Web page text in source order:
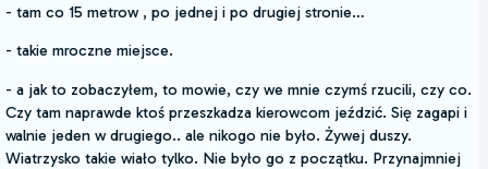
- tam co 15 metrow , po jednej i po drugiej stronie…
- takie mroczne miejsce.
- a jak to zobaczyłem, to mowie, czy we mnie czymś rzucili, czy co.
Czy tam naprawde ktoś przeszkadza kierowcom jeździć. Się zagapi i
walnie jeden w drugiego.. ale nikogo nie było. Żywej duszy.
Wiatrzysko takie wiało tylko. Nie było go z początku. Przynajmniej